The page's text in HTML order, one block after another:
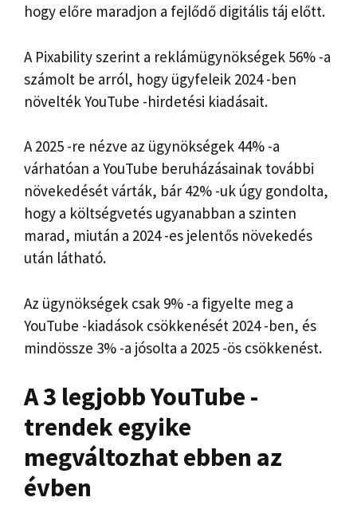
hogy előre maradjon a fejlődő digitális táj előtt.
A Pixability szerint a reklámügynökségek 56% -a
számolt be arról, hogy ügyfeleik 2024 -ben
növelték YouTube -hirdetési kiadásait.
A 2025 -re nézve az ügynökségek 44% -a
várhatóan a YouTube beruházásainak további
növekedését várták, bár 42% -uk úgy gondolta,
hogy a költségvetés ugyanabban a szinten
marad, miután a 2024 -es jelentős növekedés
után látható.
Az ügynökségek csak 9% -a figyelte meg a
YouTube -kiadások csökkenését 2024 -ben, és
mindössze 3% -a jósolta a 2025 -ös csökkenést.
A 3 legjobb YouTube -
trendek egyike
megváltozhat ebben az
évben